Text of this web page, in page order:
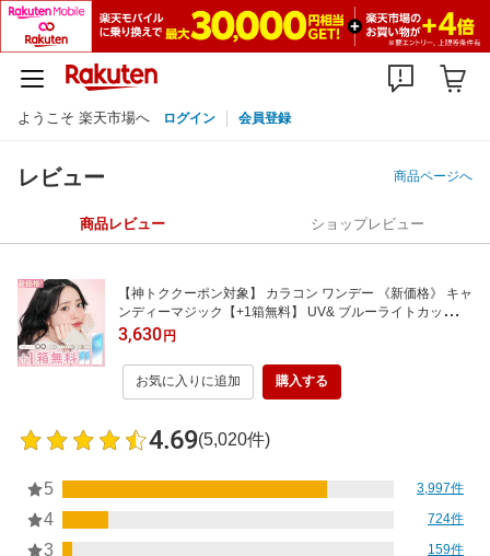
ようこそ 楽天市場へ ログイン 会員登録
レビュー 商品ページへ
商品レビュー ショップレビュー
【神トククーポン対象】 カラコン ワンデー 《新価格》 キャ
ンディーマジック【+1箱無料】 UV& ブルーライトカット 水
光 カラコン candymagic 1day 1箱 10枚入/3箱合計 30枚 度
あり 度なし カラー コンタクト レンズ ブラウン キャンマジ
紫外線対策 送料無料(ネコポス)
3,630円
お気に入りに追加 購入する
4.69(5,020件)
5 3,997件
4 724件
3 159件